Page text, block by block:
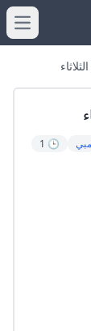
🕒 1